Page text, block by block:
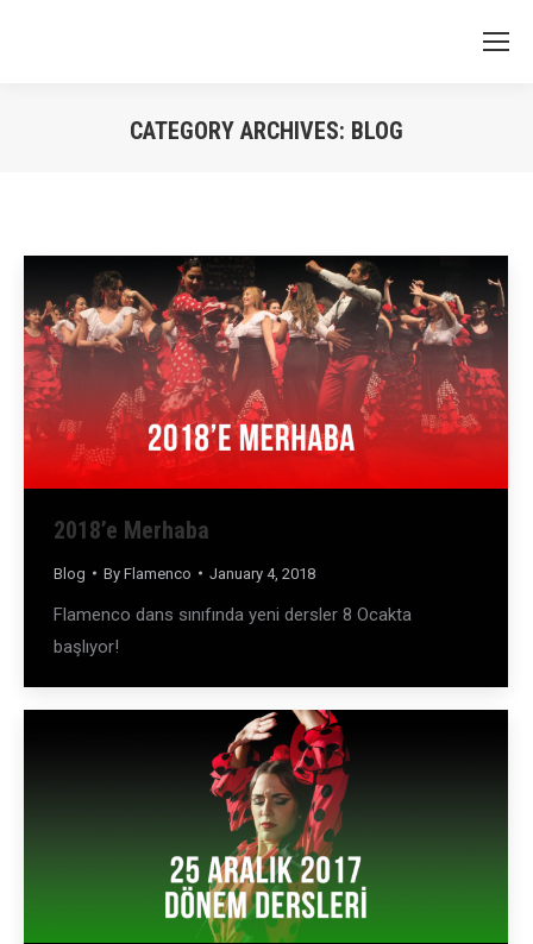
CATEGORY ARCHIVES: BLOG
2018’e Merhaba
Blog By Flamenco January 4, 2018
Flamenco dans sınıfında yeni dersler 8 Ocakta
başlıyor!